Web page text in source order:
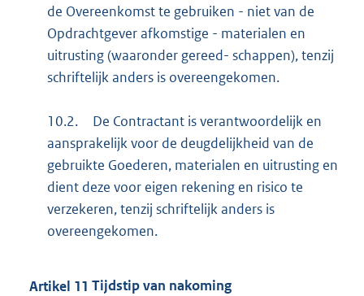
de Overeenkomst te gebruiken - niet van de
Opdrachtgever afkomstige - materialen en
uitrusting (waaronder gereed- schappen), tenzij
schriftelijk anders is overeengekomen.
10.2.
De Contractant is verantwoordelijk en
aansprakelijk voor de deugdelijkheid van de
gebruikte Goederen, materialen en uitrusting en
dient deze voor eigen rekening en risico te
verzekeren, tenzij schriftelijk anders is
overeengekomen.
Artikel 11 Tijdstip van nakoming